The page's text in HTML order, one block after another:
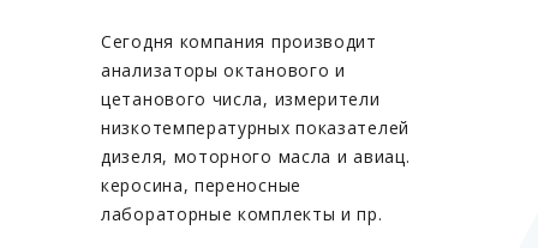
Сегодня компания производит
анализаторы октанового и
цетанового числа, измерители
низкотемпературных показателей
дизеля, моторного масла и авиац.
керосина, переносные
лабораторные комплекты и пр.